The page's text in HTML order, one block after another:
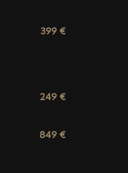
399 €
249 €
849 €